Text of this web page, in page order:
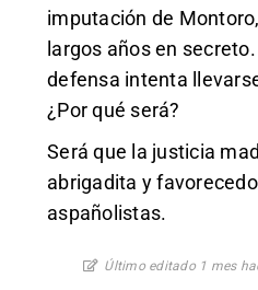
imputación de
largos años en
defensa intenta
¿Por qué será?
Será que la justicia
abrigadita y
aspañolistas.
Último editado 1 mes